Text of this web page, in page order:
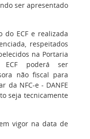
ser apresentado
do ECF e realizada
respeitados
na Portaria
poderá ser
não fiscal para
da NFC-e - DANFE
seja tecnicamente
vigor na data de